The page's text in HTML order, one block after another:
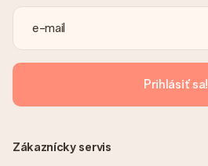
Prihlásiť sa!
Zákaznícky servis